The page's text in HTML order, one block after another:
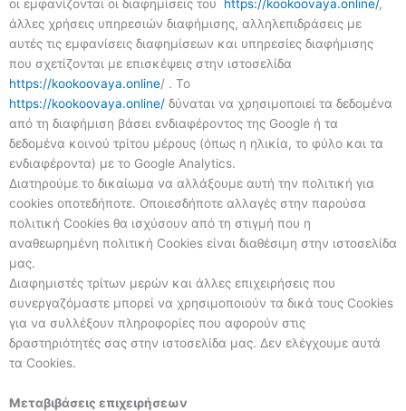
οι εμφανίζονται οι διαφημίσεις του https://kookoovaya.online/,
άλλες χρήσεις υπηρεσιών διαφήμισης, αλληλεπιδράσεις με
αυτές τις εμφανίσεις διαφημίσεων και υπηρεσίες διαφήμισης
που σχετίζονται με επισκέψεις στην ιστοσελίδα
https://kookoovaya.online/ . To
https://kookoovaya.online/ δύναται να χρησιμοποιεί τα δεδομένα
από τη διαφήμιση βάσει ενδιαφέροντος της Google ή τα
δεδομένα κοινού τρίτου μέρους (όπως η ηλικία, το φύλο και τα
ενδιαφέροντα) με το Google Analytics.
Διατηρούμε το δικαίωμα να αλλάξουμε αυτή την πολιτική για
cookies οποτεδήποτε. Οποιεσδήποτε αλλαγές στην παρούσα
πολιτική Cookies θα ισχύσουν από τη στιγμή που η
αναθεωρημένη πολιτική Cookies είναι διαθέσιμη στην ιστοσελίδα
μας.
Διαφημιστές τρίτων μερών και άλλες επιχειρήσεις που
συνεργαζόμαστε μπορεί να χρησιμοποιούν τα δικά τους Cookies
για να συλλέξουν πληροφορίες που αφορούν στις
δραστηριότητές σας στην ιστοσελίδα μας. Δεν ελέγχουμε αυτά
τα Cookies.
Μεταβιβάσεις επιχειρήσεων